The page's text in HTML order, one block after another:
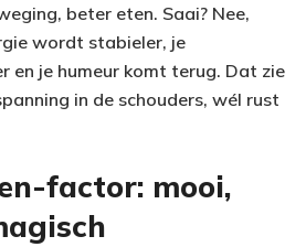
beter eten. Saai? Nee,
wordt stabieler, je
en je humeur komt terug. Dat zie
in de schouders, wél rust
factor: mooi,